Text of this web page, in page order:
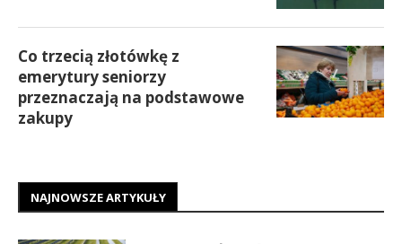
Co trzecią złotówkę z
emerytury seniorzy
przeznaczają na podstawowe
zakupy
NAJNOWSZE ARTYKUŁY